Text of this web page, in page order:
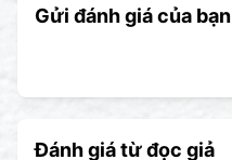
Gửi đánh giá của bạn
Đánh giá từ đọc giả